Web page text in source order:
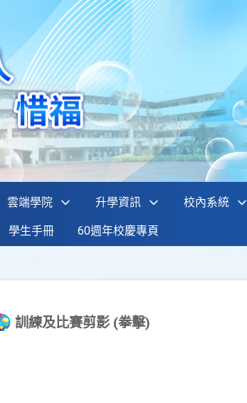
雲端學院 升學資訊 校內系統
學生手冊 60週年校慶專頁
訓練及比賽剪影 (拳擊)